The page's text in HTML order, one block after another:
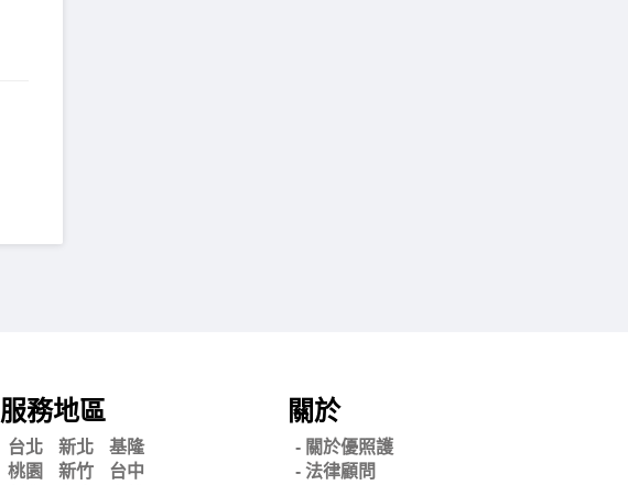
服務地區
台北 新北
基隆
桃園
新竹
台中
關於
- 關於優照護
-法律顧問